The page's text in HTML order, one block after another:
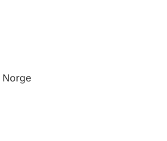
Norge